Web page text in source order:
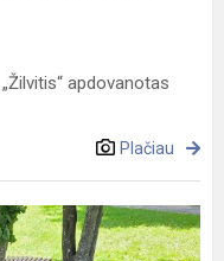
apdovanotas
Plačiau